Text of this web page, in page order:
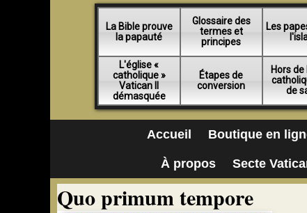
La Bible prouve
la papauté
Glossaire des
termes et
principes
Les
L'église «
catholique »
Vatican II
démasquée
Étapes de
conversion
Hors de
de
Accueil Boutique en
À propos Secte
Quo primum tempore